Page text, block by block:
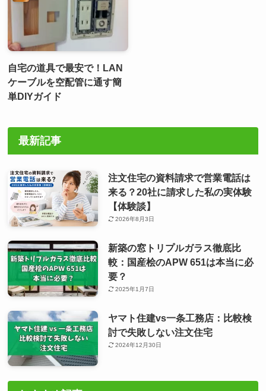
自宅の道具で最安で！LAN
ケーブルを空配管に通す簡
単DIYガイド
最新記事
注文住宅の資料請求で営業電話は
来る？20社に請求した私の実体験
【体験談】
2026年8月3日
新築の窓トリプルガラス徹底比
較：国産桧のAPW 651は本当に必
要？
2025年1月7日
ヤマト住建vs一条工務店：比較検
討で失敗しない注文住宅
2024年12月30日